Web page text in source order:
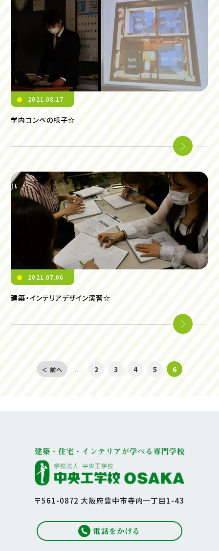
2021.08.17
学内コンペの様子☆
2021.07.06
建築・インテリアデザイン演習☆
＜ 前へ ... 2 3 4 5 6
〒561-0872 大阪府豊中市寺内一丁目1-43
電話をかける